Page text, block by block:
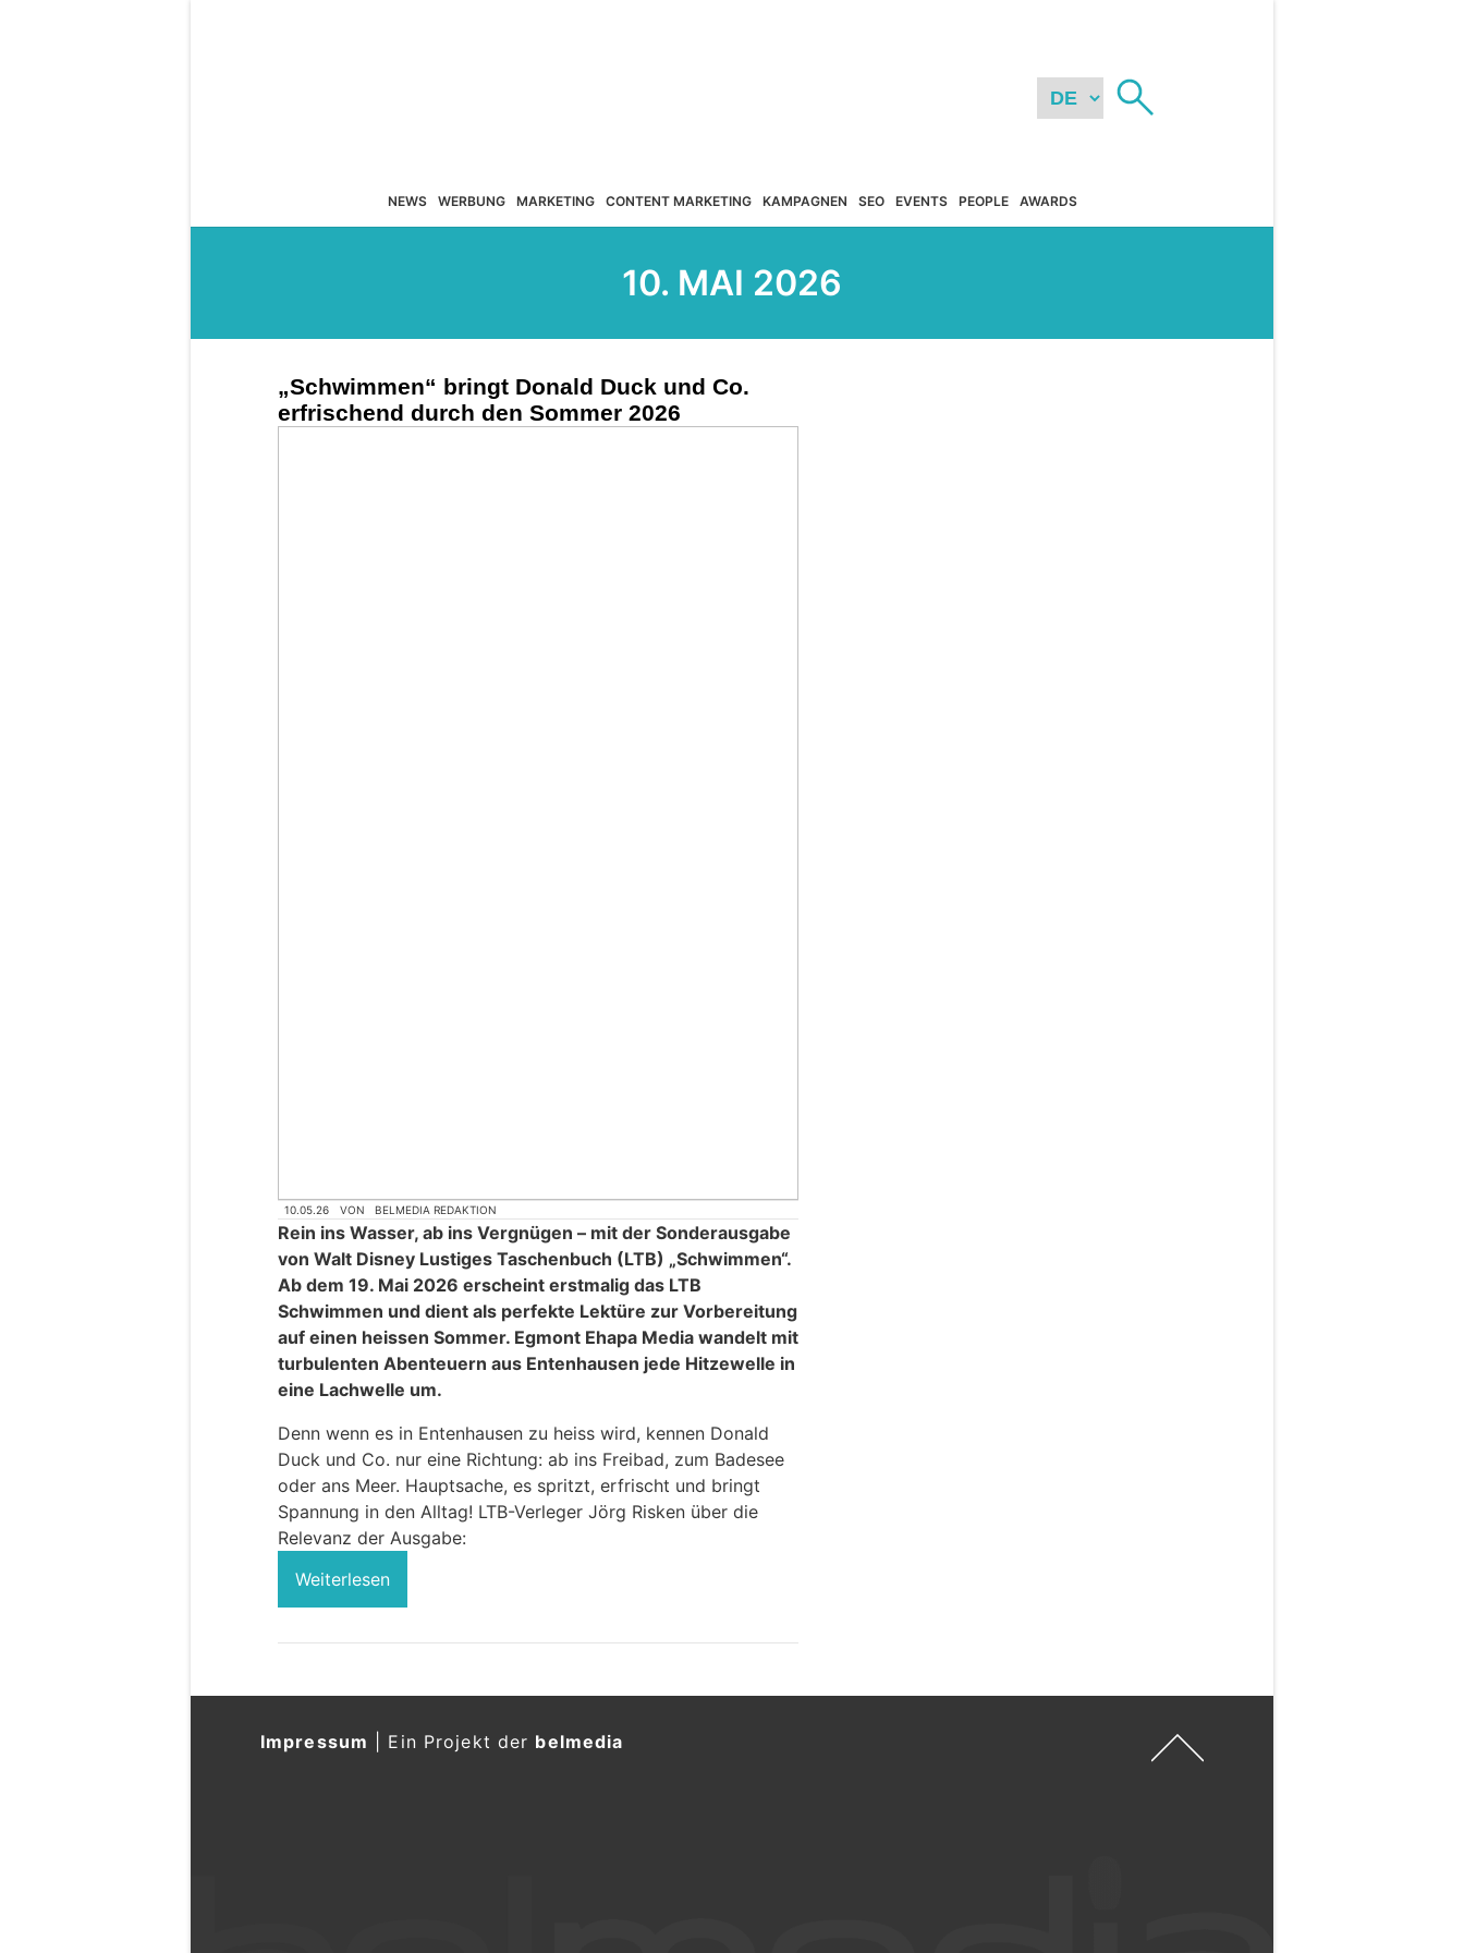
NEWS WERBUNG MARKETING CONTENT MARKETING KAMPAGNEN SEO EVENTS PEOPLE AWARDS
10. MAI 2026
„Schwimmen“ bringt Donald Duck und Co.
erfrischend durch den Sommer 2026
10.05.26 VON BELMEDIA REDAKTION
Rein ins Wasser, ab ins Vergnügen – mit der Sonderausgabe
von Walt Disney Lustiges Taschenbuch (LTB) „Schwimmen“.
Ab dem 19. Mai 2026 erscheint erstmalig das LTB
Schwimmen und dient als perfekte Lektüre zur Vorbereitung
auf einen heissen Sommer. Egmont Ehapa Media wandelt mit
turbulenten Abenteuern aus Entenhausen jede Hitzewelle in
eine Lachwelle um.
Denn wenn es in Entenhausen zu heiss wird, kennen Donald
Duck und Co. nur eine Richtung: ab ins Freibad, zum Badesee
oder ans Meer. Hauptsache, es spritzt, erfrischt und bringt
Spannung in den Alltag! LTB-Verleger Jörg Risken über die
Relevanz der Ausgabe:
Weiterlesen
Impressum Ein Projekt der belmedia